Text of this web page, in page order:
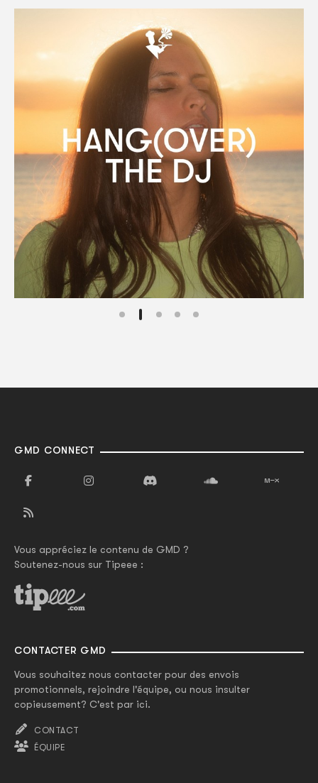
GMD CONNECT
Vous appréciez le contenu de GMD ?
Soutenez-nous sur Tipeee :
CONTACTER GMD
Vous souhaitez nous contacter pour des envois
promotionnels, rejoindre l'équipe, ou nous insulter
copieusement? C'est par ici.
CONTACT
ÉQUIPE